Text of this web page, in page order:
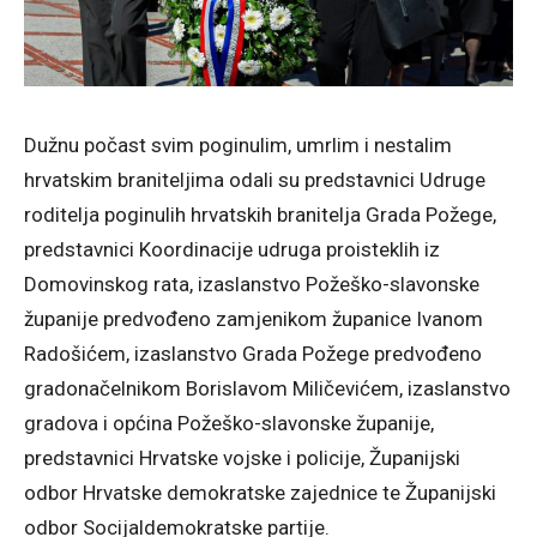
Dužnu počast svim poginulim, umrlim i nestalim
hrvatskim braniteljima odali su predstavnici Udruge
roditelja poginulih hrvatskih branitelja Grada Požege,
predstavnici Koordinacije udruga proisteklih iz
Domovinskog rata, izaslanstvo Požeško-slavonske
županije predvođeno zamjenikom županice Ivanom
Radošićem, izaslanstvo Grada Požege predvođeno
gradonačelnikom Borislavom Miličevićem, izaslanstvo
gradova i općina Požeško-slavonske županije,
predstavnici Hrvatske vojske i policije, Županijski
odbor Hrvatske demokratske zajednice te Županijski
odbor Socijaldemokratske partije.